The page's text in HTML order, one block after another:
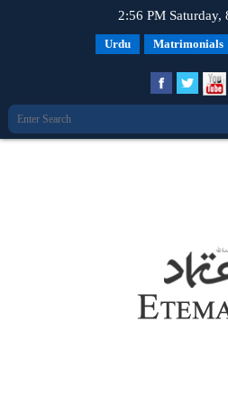
2:56 PM Saturday,
Urdu Matrimonials